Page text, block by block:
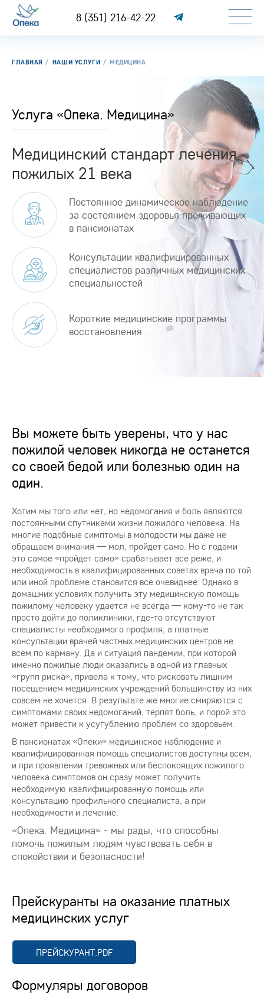
8 (351) 216-42-22
ГЛАВНАЯ НАШИ УСЛУГИ МЕДИЦИНА
Услуга «Опека. Медицина»
Медицинский стандарт лечения
пожилых 21 века
Постоянное динамическое наблюдение
за состоянием здоровья проживающих
в пансионатах
Консультации квалифицированных
специалистов различных медицинских
специальностей
Короткие медицинские программы
восстановления
Вы можете быть уверены, что у нас
пожилой человек никогда не останется
со своей бедой или болезнью один на
один.
Хотим мы того или нет, но недомогания и боль являются
постоянными спутниками жизни пожилого человека. На
многие подобные симптомы в молодости мы даже не
обращаем внимания — мол, пройдет само. Но с годами
это самое «пройдет само» срабатывает все реже, и
необходимость в квалифицированных советах врача по той
или иной проблеме становится все очевиднее. Однако в
домашних условиях получить эту медицинскую помощь
пожилому человеку удается не всегда — кому-то не так
просто дойти до поликлиники, где-то отсутствуют
специалисты необходимого профиля, а платные
консультации врачей частных медицинских центров не
всем по карману. Да и ситуация пандемии, при которой
именно пожилые люди оказались в одной из главных
«групп риска», привела к тому, что рисковать лишним
посещением медицинских учреждений большинству из них
совсем не хочется. В результате же многие смиряются с
симптомами своих недомоганий, терпят боль, и порой это
может привести к усугублению проблем со здоровьем.
В пансионатах «Опеки» медицинское наблюдение и
квалифицированная помощь специалистов доступны всем,
и при проявлении тревожных или беспокоящих пожилого
человека симптомов он сразу может получить
необходимую квалифицированную помощь или
консультацию профильного специалиста, а при
необходимости и лечение.
«Опека. Медицина» - мы рады, что способны
помочь пожилым людям чувствовать себя в
спокойствии и безопасности!
Прейскуранты на оказание платных
медицинских услуг
ПРЕЙСКУРАНТ.PDF
Формуляры договоров